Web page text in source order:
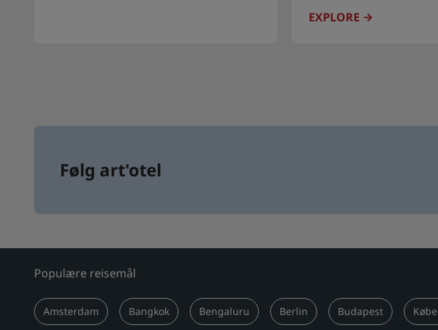
EXPLORE
Følg art'otel
Populære reisemål
Amsterdam Bangkok Bengaluru Berlin Budapest